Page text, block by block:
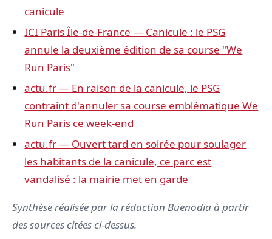
canicule
ICI Paris Île-de-France — Canicule : le PSG
annule la deuxième édition de sa course "We
Run Paris"
actu.fr — En raison de la canicule, le PSG
contraint d'annuler sa course emblématique We
Run Paris ce week-end
actu.fr — Ouvert tard en soirée pour soulager
les habitants de la canicule, ce parc est
vandalisé : la mairie met en garde
Synthèse réalisée par la rédaction Buenodia à partir
des sources citées ci-dessus.